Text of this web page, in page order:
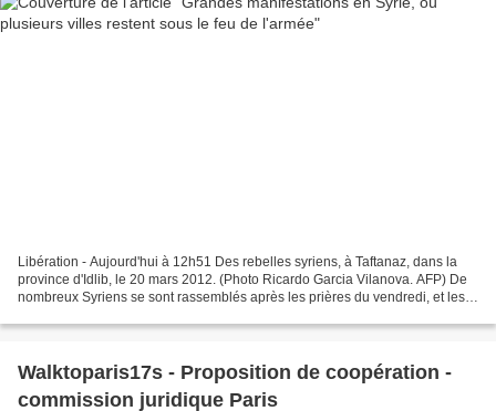
Libération - Aujourd'hui à 12h51 Des rebelles syriens, à Taftanaz, dans la
province d'Idlib, le 20 mars 2012. (Photo Ricardo Garcia Vilanova. AFP) De
nombreux Syriens se sont rassemblés après les prières du vendredi, et les
Walktoparis17s - Proposition de coopération -
commission juridique Paris